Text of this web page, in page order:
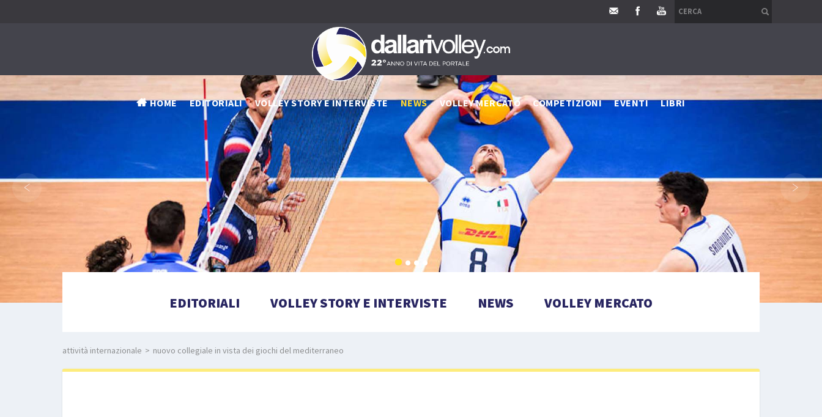
HOME EDITORIALI VOLLEY STORY E INTERVISTE NEWS VOLLEY MERCATO COMPETIZIONI EVENTI LIBRI
‹ ›
EDITORIALI VOLLEY STORY E INTERVISTE NEWS VOLLEY MERCATO
attività internazionale > nuovo collegiale in vista dei giochi del mediterraneo